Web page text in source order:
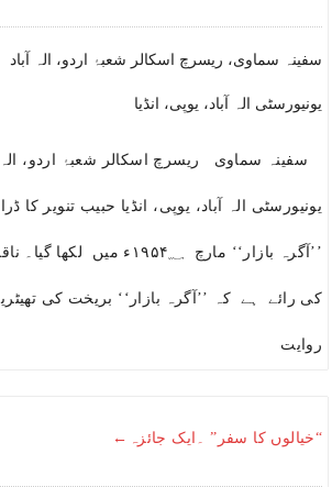
سفینہ سماوی، ریسرچ اسکالر شعبۂ اردو، الہ آباد
یونیورسٹی الہ آباد، یوپی، انڈیا
سفینہ سماوی ریسرچ اسکالر شعبۂ اردو، الہ
یونیورسٹی الہ آباد، یوپی، انڈیا حبیب تنویر کا
’’آگرہ بازار‘‘ مارچ ۱۹۵۴؁ء میں لکھا
کی رائے ہے کہ ’’آگرہ بازار‘‘ بریخت کی
روایت
“خیالوں کا سفر” ۔ایک جائزہ←